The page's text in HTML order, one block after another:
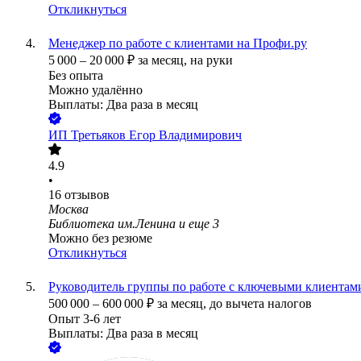
Откликнуться
Менеджер по работе с клиентами на Профи.ру
5 000 – 20 000 ₽ за месяц, на руки
Без опыта
Можно удалённо
Выплаты: Два раза в месяц
ИП Третьяков Егор Владимирович
4.9
•
16 отзывов
Москва
Библиотека им.Ленина и еще 3
Можно без резюме
Откликнуться
Руководитель группы по работе с ключевыми
500 000 – 600 000 ₽ за месяц, до вычета налогов
Опыт 3-6 лет
Выплаты: Два раза в месяц